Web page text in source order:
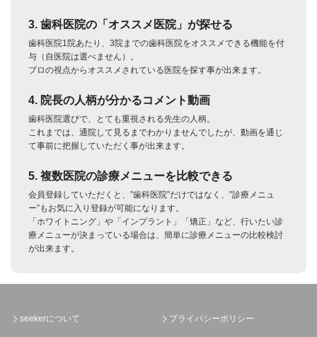
3. 歯科医院の「オススメ医院」が探せる
歯科医院1院あたり、3院までの歯科医院をオススメできる機能を付
与（自医院は選べません）。
プロの視点からオススメされている医院を探す事が出来ます。
4. 院長の人柄が分かるコメント動画
歯科医院選びで、とても重視される先生の人柄。
これまでは、通院して見るまでわかりませんでしたが、動画を通じ
て事前に把握していただく事が出来ます。
5. 複数医院の診療メニューを比較できる
会員登録していただくと、”歯科医院”だけではなく、”診療メニュ
ー”もお気に入り登録が可能になります。
「ホワイトニング」や「インプラント」「矯正」など、行いたい診
療メニューが決まっている場合は、簡単に診療メニューの比較検討
が出来ます。
seekerについて プライバシーポリシー